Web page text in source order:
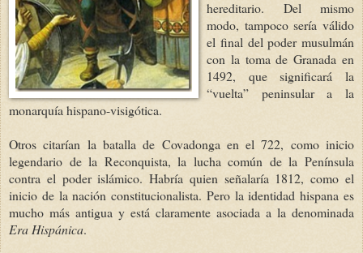
hereditario. Del mismo
modo, tampoco sería válido
el final del poder musulmán
con la toma de Granada en
1492, que significará la
“vuelta” peninsular a la
monarquía hispano-visigótica.
Otros citarían la batalla de Covadonga en el 722, como inicio
legendario de la Reconquista, la lucha común de la Península
contra el poder islámico. Habría quien señalaría 1812, como el
inicio de la nación constitucionalista. Pero la identidad hispana es
mucho más antigua y está claramente asociada a la denominada
Era Hispánica.